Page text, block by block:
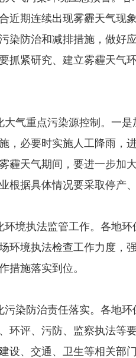
近期连续出现雾霾天气现
染防治和减排措施，做好
抓紧研究、建立雾霾天气
重点污染源控制。一是
，必要时实施人工降雨，
霾天气期间，要进一步加
根据具体情况要采取停产
执法监管工作。各地环
环境执法检查工作力度，
措施落实到位。
防治责任落实。各地环
环评、污防、监察执法等
设、交通、卫生等相关部